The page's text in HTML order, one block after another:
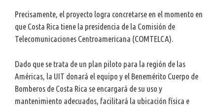
Precisamente, el proyecto logra concretarse en el momento en
que Costa Rica tiene la presidencia de la Comisión de
Telecomunicaciones Centroamericana (COMTELCA).
Dado que se trata de un plan piloto para la región de las
Américas, la UIT donará el equipo y el Benemérito Cuerpo de
Bomberos de Costa Rica se encargará de su uso y
mantenimiento adecuados, facilitará la ubicación física e